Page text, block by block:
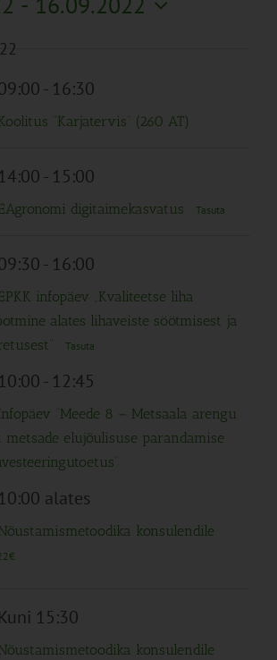
Search
- 16:30
“Karjatervis” (260 AT)
14:00- 15:00
digitaimekasvatus Tasuta
- 16:00
infopäev „Kvaliteetse liha
alates lihaveiste söötmisest ja
Tasuta
10:00- 12:45
“Meede 8 – Metsaala arengu
metsade elujõulisuse parandamise
10:00 alates
konsulendile
Kuni 15:30
konsulendile